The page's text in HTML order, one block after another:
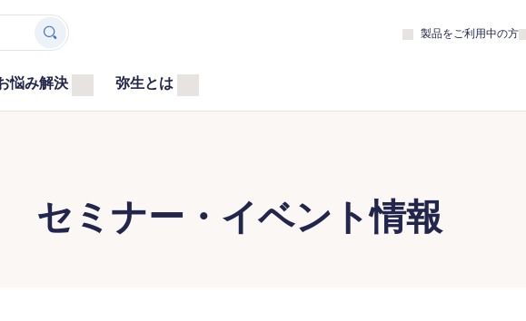
製品をご利用中の方
悩み解決 弥生とは
セミナー・イベント情報